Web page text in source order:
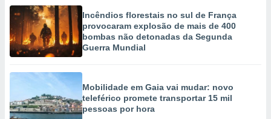
Incêndios florestais no sul de França
provocaram explosão de mais de 400
bombas não detonadas da Segunda
Guerra Mundial
Mobilidade em Gaia vai mudar: novo
teleférico promete transportar 15 mil
pessoas por hora